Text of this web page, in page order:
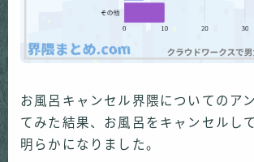
お風呂キャンセル界隈についてのア
てみた結果、お風呂をキャンセルし
明らかになりました。